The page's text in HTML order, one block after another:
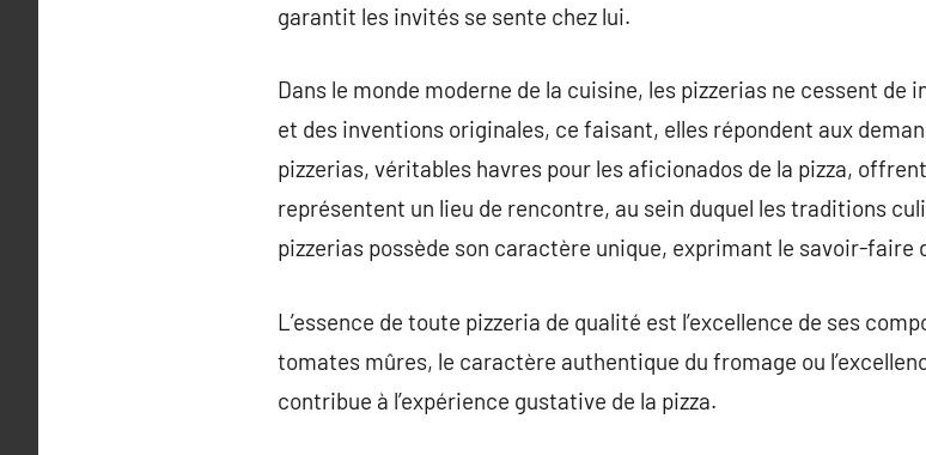
garantit les invités se sente chez lui.
Dans le monde moderne de la cuisine, les pizzerias ne cessent
et des inventions originales, ce faisant, elles répondent aux
pizzerias, véritables havres pour les aficionados de la pizza,
représentent un lieu de rencontre, au sein duquel les traditions
pizzerias possède son caractère unique, exprimant le savoir-
L’essence de toute pizzeria de qualité est l’excellence de ses
tomates mûres, le caractère authentique du fromage ou
contribue à l’expérience gustative de la pizza.